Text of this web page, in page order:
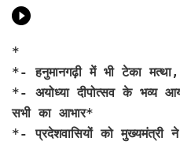
*
*- हनुमानगढ़ी में भी टेका
*- अयोध्या दीपोत्सव के भव्य
सभी का आभार*
*- प्रदेशवासियों को मुख्यमंत्री